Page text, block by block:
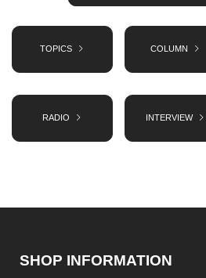
TOPICS COLUMN
RADIO INTERVIEW
SHOP INFORMATION